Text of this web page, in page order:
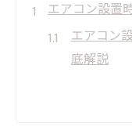
エアコン設置
エアコン
底解説
専用コン